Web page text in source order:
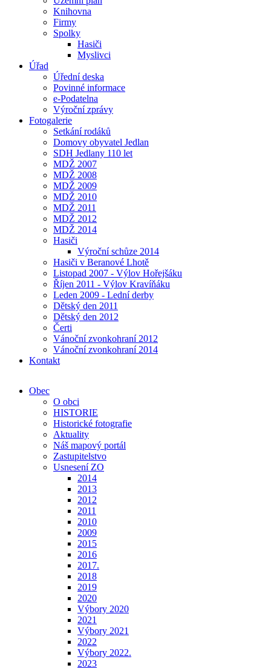
Knihovna
Firmy
Spolky
Hasiči
Myslivci
Úřad
Úřední deska
Povinné informace
e-Podatelna
Výroční zprávy
Fotogalerie
Setkání rodáků
Domovy obyvatel Jedlan
SDH Jedlany 110 let
MDŽ 2007
MDŽ 2008
MDŽ 2009
MDŽ 2010
MDŽ 2011
MDŽ 2012
MDŽ 2014
Hasiči
Výroční schůze 2014
Hasiči v Beranové Lhotě
Listopad 2007 - Výlov Hořejšáku
Říjen 2011 - Výlov Kravíňáku
Leden 2009 - Lední derby
Dětský den 2011
Dětský den 2012
Čerti
Vánoční zvonkohraní 2012
Vánoční zvonkohraní 2014
Kontakt
Obec
O obci
HISTORIE
Historické fotografie
Aktuality
Náš mapový portál
Zastupitelstvo
Usnesení ZO
2014
2013
2012
2011
2010
2009
2015
2016
2017.
2018
2019
2020
Výbory 2020
2021
Výbory 2021
2022
Výbory 2022.
2023